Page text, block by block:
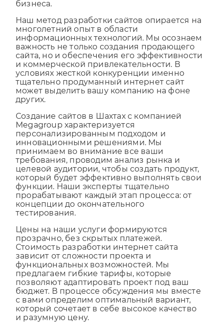
инструментом для продвижения вашего
Наш метод разработки сайтов опирается на
многолетний опыт в области
информационных технологий. Мы осознаем
важность не только создания продающего
сайта, но и обеспечения его эффективности
и коммерческой привлекательности. В
условиях жесткой конкуренции именно
тщательно продуманный интернет сайт
может выделить вашу компанию на фоне
Создание сайтов в Шахтах с компанией
Megagroup характеризуется
персонализированным подходом и
инновационными решениями. Мы
принимаем во внимание все ваши
требования, проводим анализ рынка и
целевой аудитории, чтобы создать продукт,
который будет эффективно выполнять свои
функции. Наши эксперты тщательно
прорабатывают каждый этап процесса: от
концепции до окончательного
Цены на наши услуги формируются
прозрачно, без скрытых платежей.
Стоимость разработки интернет сайта
зависит от сложности проекта и
функциональных возможностей. Мы
предлагаем гибкие тарифы, которые
позволяют адаптировать проект под ваш
бюджет. В процессе обсуждения мы вместе
с вами определим оптимальный вариант,
который сочетает в себе высокое качество